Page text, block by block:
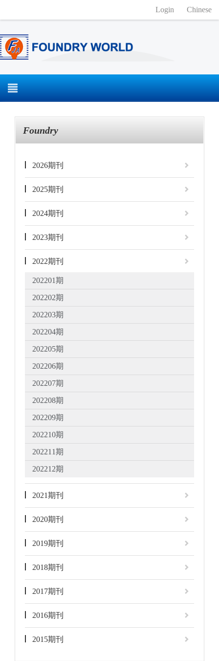
Login Chinese
Foundry
2026期刊
2025期刊
2024期刊
2023期刊
2022期刊
202201期
202202期
202203期
202204期
202205期
202206期
202207期
202208期
202209期
202210期
202211期
202212期
2021期刊
2020期刊
2019期刊
2018期刊
2017期刊
2016期刊
2015期刊